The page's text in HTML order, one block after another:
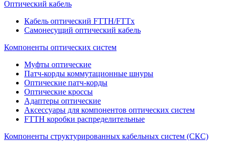
Оптический кабель
Кабель оптический FTTH/FTTx
Самонесущий оптический кабель
Компоненты оптических систем
Муфты оптические
Патч-корды коммутационные шнуры
Оптические патч-корды
Оптические кроссы
Адаптеры оптические
Аксессуары для компонентов оптических систем
FTTH коробки распределительные
Компоненты структурированных кабельных систем (СКС)